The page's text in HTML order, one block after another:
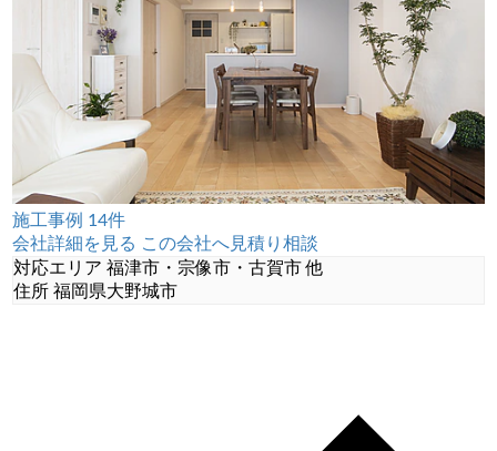
施工事例 14件
会社詳細を見る この会社へ見積り相談
対応エリア 福津市・宗像市・古賀市 他
住所 福岡県大野城市